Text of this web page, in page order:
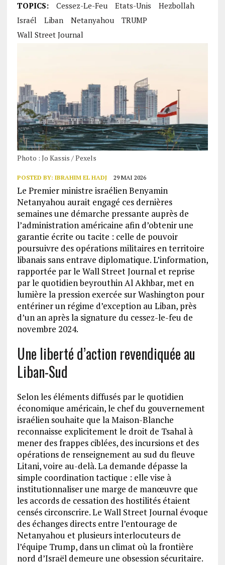
TOPICS: Cessez-Le-Feu Etats-Unis
Hezbollah
Israél
Liban Netanyahou
TRUMP
Wall Street Journal
Photo : Jo Kassis / Pexels
POSTED BY: IBRAHIM EL HADJ 29 MAI 2026
Le Premier ministre israélien Benyamin
Netanyahou aurait engagé ces dernières
semaines une démarche pressante auprès de
l’administration américaine afin d’obtenir une
garantie écrite ou tacite : celle de pouvoir
poursuivre des opérations militaires en territoire
libanais sans entrave diplomatique. L’information,
rapportée par le Wall Street Journal et reprise
par le quotidien beyrouthin Al Akhbar, met en
lumière la pression exercée sur Washington pour
entériner un régime d’exception au Liban, près
d’un an après la signature du cessez-le-feu de
novembre 2024.
Une liberté d’action revendiquée au
Liban-Sud
Selon les éléments diffusés par le quotidien
économique américain, le chef du gouvernement
israélien souhaite que la Maison-Blanche
reconnaisse explicitement le droit de Tsahal à
mener des frappes ciblées, des incursions et des
opérations de renseignement au sud du fleuve
Litani, voire au-delà. La demande dépasse la
simple coordination tactique : elle vise à
institutionnaliser une marge de manœuvre que
les accords de cessation des hostilités étaient
censés circonscrire. Le Wall Street Journal évoque
des échanges directs entre l’entourage de
Netanyahou et plusieurs interlocuteurs de
l’équipe Trump, dans un climat où la frontière
nord d’Israël demeure une obsession sécuritaire.